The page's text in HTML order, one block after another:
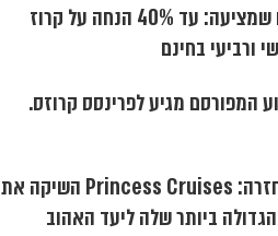
חברת השייט שמציעה: עד 40% הנחה על קרוז
ורביעי בחינם
המפורסם מגיע לפרינסס קרוזס.
לקריביים ובחזרה: Princess Cruises השיקה את
ביותר שלה ליעד האהוב